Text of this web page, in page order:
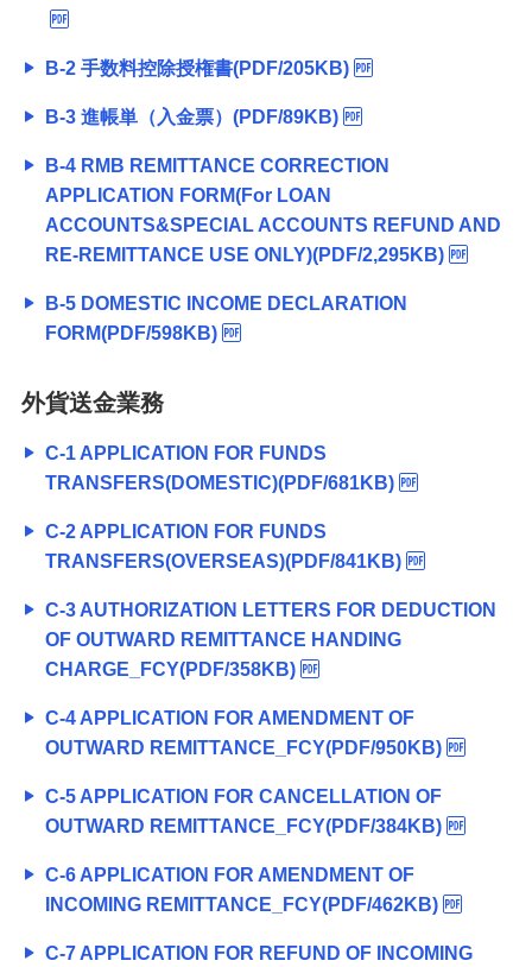
B-2 手数料控除授権書(PDF/205KB)
B-3 進帳単（入金票）(PDF/89KB)
B-4 RMB REMITTANCE CORRECTION
APPLICATION FORM(For LOAN
ACCOUNTS&SPECIAL ACCOUNTS REFUND AND
RE-REMITTANCE USE ONLY)(PDF/2,295KB)
B-5 DOMESTIC INCOME DECLARATION
FORM(PDF/598KB)
外貨送金業務
C-1 APPLICATION FOR FUNDS
TRANSFERS(DOMESTIC)(PDF/681KB)
C-2 APPLICATION FOR FUNDS
TRANSFERS(OVERSEAS)(PDF/841KB)
C-3 AUTHORIZATION LETTERS FOR DEDUCTION
OF OUTWARD REMITTANCE HANDING
CHARGE_FCY(PDF/358KB)
C-4 APPLICATION FOR AMENDMENT OF
OUTWARD REMITTANCE_FCY(PDF/950KB)
C-5 APPLICATION FOR CANCELLATION OF
OUTWARD REMITTANCE_FCY(PDF/384KB)
C-6 APPLICATION FOR AMENDMENT OF
INCOMING REMITTANCE_FCY(PDF/462KB)
C-7 APPLICATION FOR REFUND OF INCOMING